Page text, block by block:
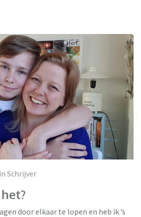
Schrijver
door elkaar te lopen en heb ik ’s